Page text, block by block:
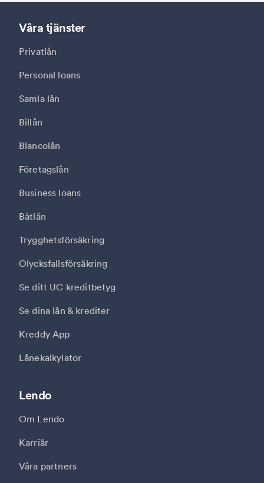
Våra tjänster
Privatlån
Personal loans
Samla lån
Billån
Blancolån
Företagslån
Business loans
Båtlån
Trygghetsförsäkring
Olycksfallsförsäkring
Se ditt UC kreditbetyg
Se dina lån & krediter
Kreddy App
Lånekalkylator
Lendo
Om Lendo
Karriär
Våra partners